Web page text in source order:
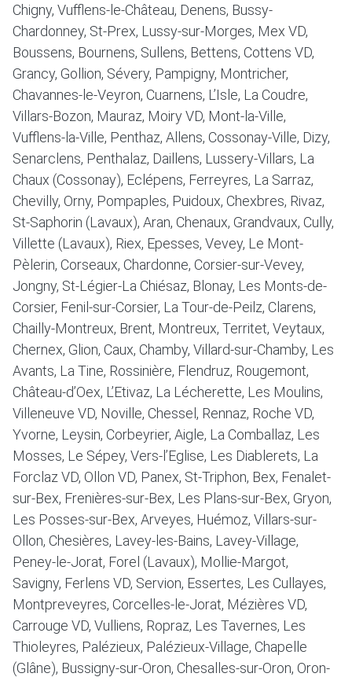
Chigny, Vufflens-le-Château, Denens, Bussy-
Chardonney, St-Prex, Lussy-sur-Morges, Mex VD,
Boussens, Bournens, Sullens, Bettens, Cottens VD,
Grancy, Gollion, Sévery, Pampigny, Montricher,
Chavannes-le-Veyron, Cuarnens, L’Isle, La Coudre,
Villars-Bozon, Mauraz, Moiry VD, Mont-la-Ville,
Vufflens-la-Ville, Penthaz, Allens, Cossonay-Ville, Dizy,
Senarclens, Penthalaz, Daillens, Lussery-Villars, La
Chaux (Cossonay), Eclépens, Ferreyres, La Sarraz,
Chevilly, Orny, Pompaples, Puidoux, Chexbres, Rivaz,
St-Saphorin (Lavaux), Aran, Chenaux, Grandvaux, Cully,
Villette (Lavaux), Riex, Epesses, Vevey, Le Mont-
Pèlerin, Corseaux, Chardonne, Corsier-sur-Vevey,
Jongny, St-Légier-La Chiésaz, Blonay, Les Monts-de-
Corsier, Fenil-sur-Corsier, La Tour-de-Peilz, Clarens,
Chailly-Montreux, Brent, Montreux, Territet, Veytaux,
Chernex, Glion, Caux, Chamby, Villard-sur-Chamby, Les
Avants, La Tine, Rossinière, Flendruz, Rougemont,
Château-d’Oex, L’Etivaz, La Lécherette, Les Moulins,
Villeneuve VD, Noville, Chessel, Rennaz, Roche VD,
Yvorne, Leysin, Corbeyrier, Aigle, La Comballaz, Les
Mosses, Le Sépey, Vers-l’Eglise, Les Diablerets, La
Forclaz VD, Ollon VD, Panex, St-Triphon, Bex, Fenalet-
sur-Bex, Frenières-sur-Bex, Les Plans-sur-Bex, Gryon,
Les Posses-sur-Bex, Arveyes, Huémoz, Villars-sur-
Ollon, Chesières, Lavey-les-Bains, Lavey-Village,
Peney-le-Jorat, Forel (Lavaux), Mollie-Margot,
Savigny, Ferlens VD, Servion, Essertes, Les Cullayes,
Montpreveyres, Corcelles-le-Jorat, Mézières VD,
Carrouge VD, Vulliens, Ropraz, Les Tavernes, Les
Thioleyres, Palézieux, Palézieux-Village, Chapelle
(Glâne), Bussigny-sur-Oron, Chesalles-sur-Oron, Oron-